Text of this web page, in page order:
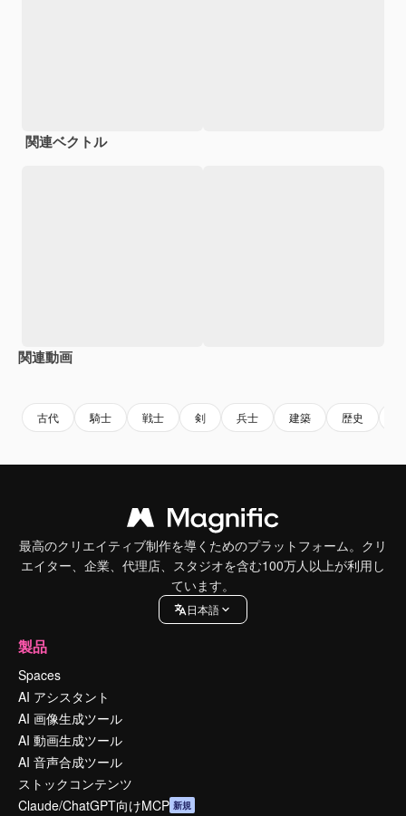
関連ベクトル
関連動画
古代 騎士 戦士 剣 兵士 建築 歴史
最高のクリエイティブ制作を導くためのプラットフォーム。クリ
エイター、企業、代理店、スタジオを含む100万人以上が利用し
ています。
日本語
製品
Spaces
AI アシスタント
AI 画像生成ツール
AI 動画生成ツール
AI 音声合成ツール
ストックコンテンツ
Claude/ChatGPT向けMCP 新規